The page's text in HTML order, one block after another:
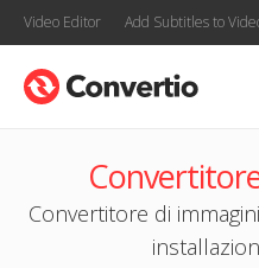
Video Editor Add Subtitles to
Convertitore di